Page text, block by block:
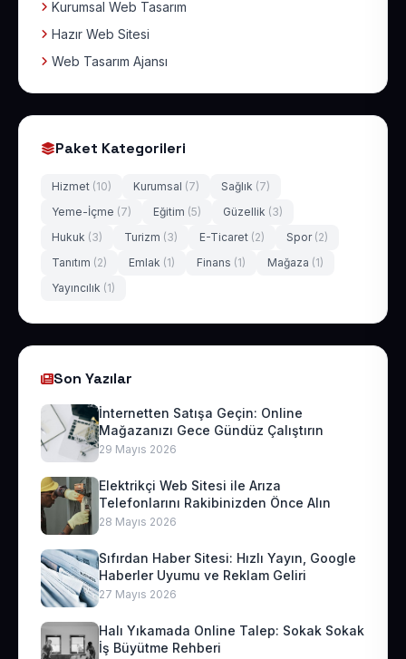
Kurumsal Web Tasarım
Hazır Web Sitesi
Web Tasarım Ajansı
Paket Kategorileri
Hizmet (10) Kurumsal (7) Sağlık (7)
Yeme-İçme (7) Eğitim (5) Güzellik (3)
Hukuk (3) Turizm (3) E-Ticaret (2) Spor (2)
Tanıtım (2) Emlak (1) Finans (1) Mağaza (1)
Yayıncılık (1)
Son Yazılar
İnternetten Satışa Geçin: Online
Mağazanızı Gece Gündüz Çalıştırın
29 Mayıs 2026
Elektrikçi Web Sitesi ile Arıza
Telefonlarını Rakibinizden Önce Alın
28 Mayıs 2026
Sıfırdan Haber Sitesi: Hızlı Yayın, Google
Haberler Uyumu ve Reklam Geliri
27 Mayıs 2026
Halı Yıkamada Online Talep: Sokak Sokak
İş Büyütme Rehberi